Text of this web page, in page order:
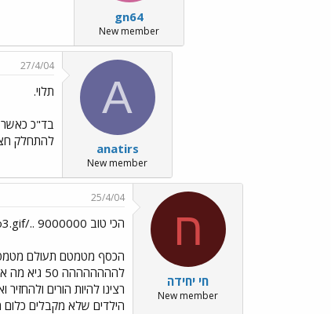
gn64
New member
A
anatirs
New member
27/4/04
תלוי.
בד"כ כאשר
להתחלק
ח
חי יחידה
New member
25/4/04
הכי טוב 9000000 ../images/Emo3.gif
הכסף מטמטם תעולם
רצינו להיות הורים
הילדים שלא מקבלים כלום